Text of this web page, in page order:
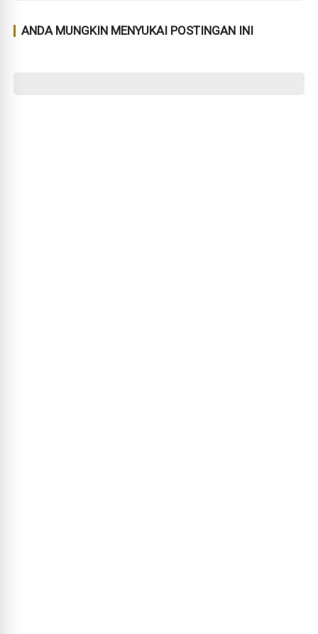
ANDA MUNGKIN MENYUKAI POSTINGAN INI